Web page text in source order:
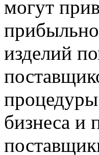
могут
изделий
бизнеса и